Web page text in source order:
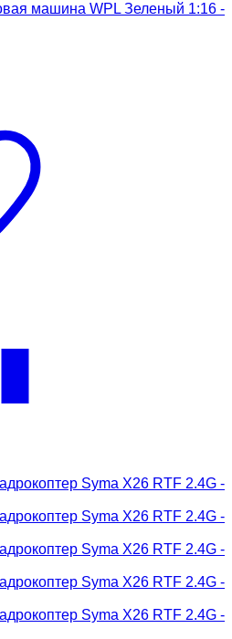
машина WPL Зеленый 1:16 -